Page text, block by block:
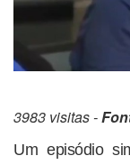
3983 visitas -
Um episódio